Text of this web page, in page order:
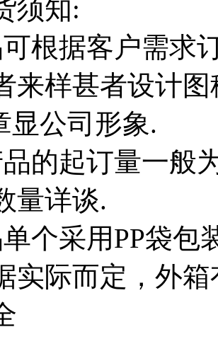
须知:
根据客户需求
来样甚者设计
显公司形象.
的起订量一般
量详谈.
个采用PP袋包
实际而定，外